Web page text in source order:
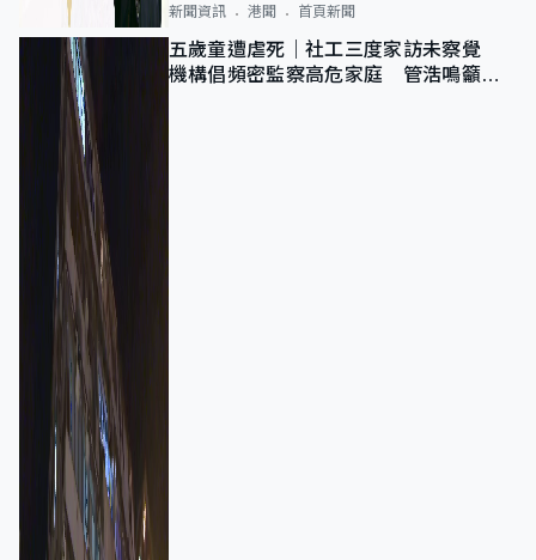
新聞資訊 港聞 首頁新聞
五歲童遭虐死｜社工三度家訪未察覺
機構倡頻密監察高危家庭 管浩鳴籲加